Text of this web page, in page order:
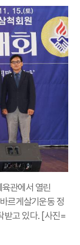
관에서 열린
르게살기운동 정
받고 있다. [사진=